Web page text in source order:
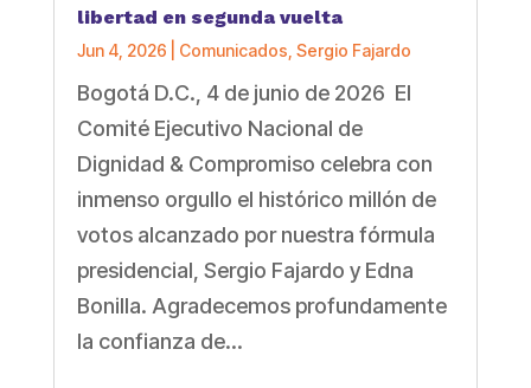
libertad en segunda vuelta
Jun 4, 2026 Comunicados Sergio Fajardo
Bogotá D.C., 4 de junio de 2026 El
Comité Ejecutivo Nacional de
Dignidad & Compromiso celebra con
inmenso orgullo el histórico millón de
votos alcanzado por nuestra fórmula
presidencial, Sergio Fajardo y Edna
Bonilla. Agradecemos profundamente
la confianza de...